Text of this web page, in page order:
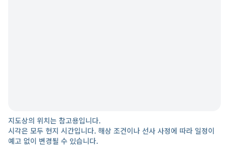
지도상의 위치는 참고용입니다.
시각은 모두 현지 시간입니다. 해상 조건이나 선사 사정에 따라 일정이
예고 없이 변경될 수 있습니다.